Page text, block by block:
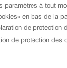
paramètres à tout
en bas de la
de protection
de protection des